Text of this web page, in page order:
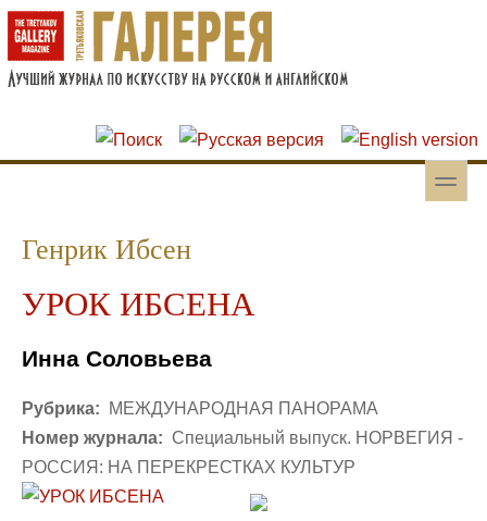
Перейти к основному содержанию
Skip to search
toggle
Генрик Ибсен
УРОК ИБСЕНА
Инна Соловьева
Рубрика:
МЕЖДУНАРОДНАЯ ПАНОРАМА
Номер журнала: Специальный выпуск. НОРВЕГИЯ -
РОССИЯ: НА ПЕРЕКРЕСТКАХ КУЛЬТУР